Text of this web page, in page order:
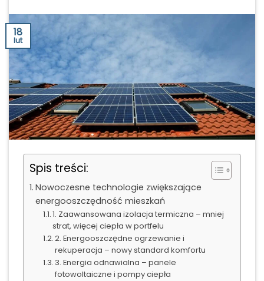
18
lut
Spis treści:
Nowoczesne technologie zwiększające
energooszczędność mieszkań
1. Zaawansowana izolacja termiczna – mniej
strat, więcej ciepła w portfelu
2. Energooszczędne ogrzewanie i
rekuperacja – nowy standard komfortu
3. Energia odnawialna – panele
fotowoltaiczne i pompy ciepła